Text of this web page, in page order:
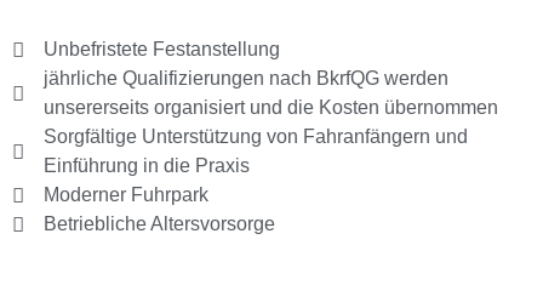
Unbefristete Festanstellung
jährliche Qualifizierungen nach BkrfQG werden
unsererseits organisiert und die Kosten übernommen
Sorgfältige Unterstützung von Fahranfängern und
Einführung in die Praxis
Moderner Fuhrpark
Betriebliche Altersvorsorge